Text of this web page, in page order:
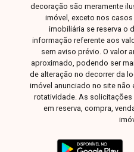
decoração são meramente
imóvel, exceto nos
imobiliária se reserva o
informação referente aos
sem aviso prévio. O valor
aproximado, podendo ser
de alteração no decorrer da
imóvel anunciado no site
rotatividade. As
em reserva, compra,